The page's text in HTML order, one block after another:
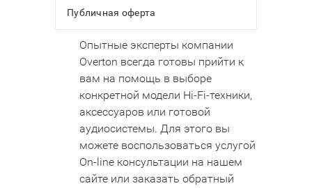
Публичная оферта
Опытные эксперты компании
Overton всегда готовы прийти к
вам на помощь в выборе
конкретной модели Hi-Fi-техники,
аксессуаров или готовой
аудиосистемы. Для этого вы
можете воспользоваться услугой
On-line консультации на нашем
сайте или заказать обратный